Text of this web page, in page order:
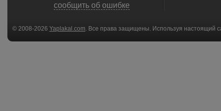
сообщить об ошибке
© 2008-2026 Yaplakal.com . Все права защищены. Используя настоящий
соглашения.